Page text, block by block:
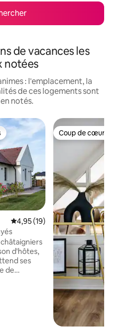
de vacances les
notées
: l'emplacement, la
de ces logements sont
notés.
les plus aimés
Note moyenne de 4,95 sur 5,
4,95 (19)
d'hôtes,
ses
Coup de cœur
Coup de cœur